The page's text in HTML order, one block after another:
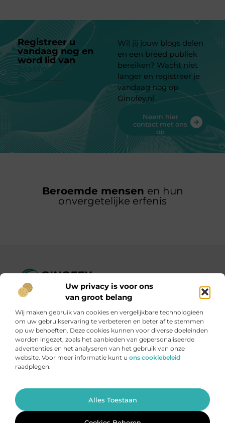
Uw privacy is voor ons
van groot belang
Wij maken gebruik van cookies en vergelijkbare technologieën
om uw gebruikservaring te verbeteren en beter af te stemmen
op uw behoeften. Deze cookies kunnen voor diverse doeleinden
worden ingezet, zoals het aanbieden van gepersonaliseerde
advertenties en het analyseren van het gebruik van onze
website. Voor meer informatie kunt u ons cookiebeleid
raadplegen.
Alles Toestaan Ga Naar
Registreer u
vandaag nog en
word lid van
platform
Wil jij jouw blogs delen
en een breed publiek
bereiken? Wacht niet
langer en registreer je
vandaag nog op
Ginofey.nl
Neem hier
contact met ons
op
Beroemde mensen en hun
onvergetelijke erfenis
Ginofey.nl – Van alledaags tot bijzonder, altijd iets te lezen!
Wij verzamelen blogs en artikelen over een grote
verscheidenheid aan onderwerpen, die alles uit het dagelijks
leven bestrijken.
Onze informatie
Cookiebeleid (EU)
@2025 www.ginofey.nl. All Right Reserved.